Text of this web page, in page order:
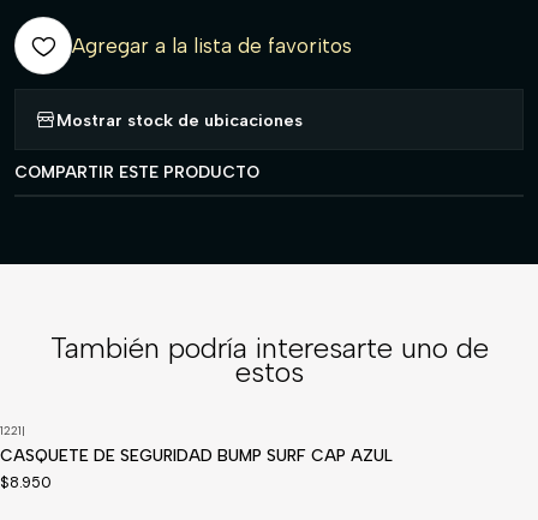
Agregar a la lista de favoritos
Mostrar stock de ubicaciones
COMPARTIR ESTE PRODUCTO
También podría interesarte uno de
estos
1221|
CASQUETE DE SEGURIDAD BUMP SURF CAP AZUL
$8.950